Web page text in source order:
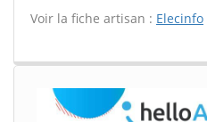
Voir la fiche artisan : Elecinfo